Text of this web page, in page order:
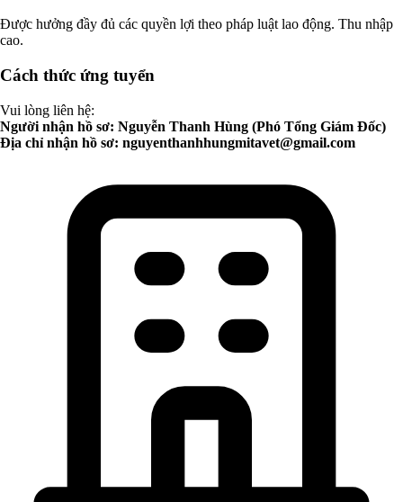
Được hưởng đầy đủ các quyền lợi theo pháp luật lao động. Thu nhập
cao.
Cách thức ứng tuyển
Vui lòng liên hệ:
Người nhận hồ sơ: Nguyễn Thanh Hùng (Phó Tổng Giám Đốc)
Địa chỉ nhận hồ sơ: nguyenthanhhungmitavet@gmail.com